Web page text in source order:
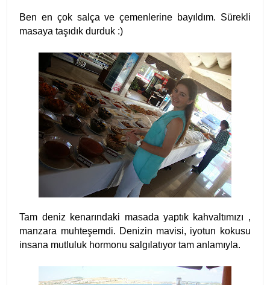
Ben en çok salça ve çemenlerine bayıldım. Sürekli
masaya taşıdık durduk :)
Tam deniz kenarındaki masada yaptık kahvaltımızı ,
manzara muhteşemdi. Denizin mavisi, iyotun kokusu
insana mutluluk hormonu salgılatıyor tam anlamıyla.